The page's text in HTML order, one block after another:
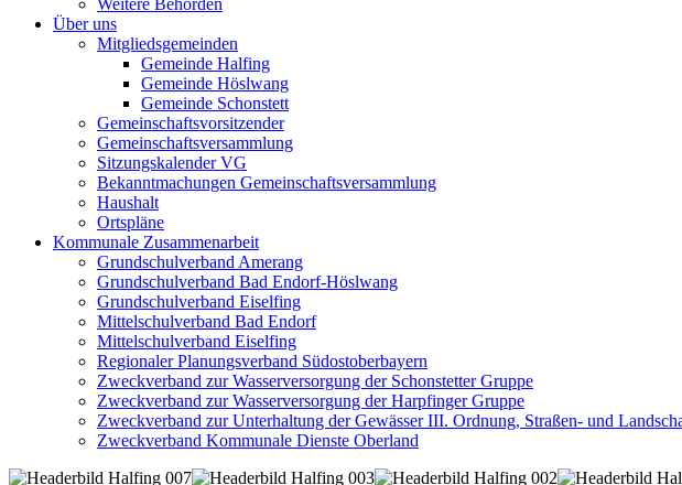
Weitere Behörden
Über uns
Mitgliedsgemeinden
Gemeinde Halfing
Gemeinde Höslwang
Gemeinde Schonstett
Gemeinschaftsvorsitzender
Gemeinschaftsversammlung
Sitzungskalender VG
Bekanntmachungen Gemeinschaftsversammlung
Haushalt
Ortspläne
Kommunale Zusammenarbeit
Grundschulverband Amerang
Grundschulverband Bad Endorf-Höslwang
Grundschulverband Eiselfing
Mittelschulverband Bad Endorf
Mittelschulverband Eiselfing
Regionaler Planungsverband Südostoberbayern
Zweckverband zur Wasserversorgung der Schonstetter Gruppe
Zweckverband zur Wasserversorgung der Harpfinger Gruppe
Zweckverband zur Unterhaltung der Gewässer III. Ordnung, Straßen- und
Zweckverband Kommunale Dienste Oberland